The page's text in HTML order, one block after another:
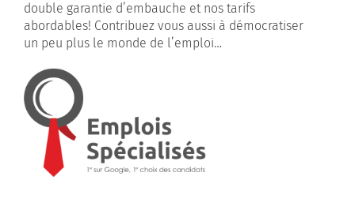
double garantie d’embauche et nos tarifs
abordables! Contribuez vous aussi à démocratiser
un peu plus le monde de l’emploi…